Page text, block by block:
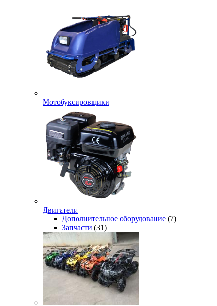
Мотобуксировщики
Двигатели
Дополнительное оборудование (7)
Запчасти (31)